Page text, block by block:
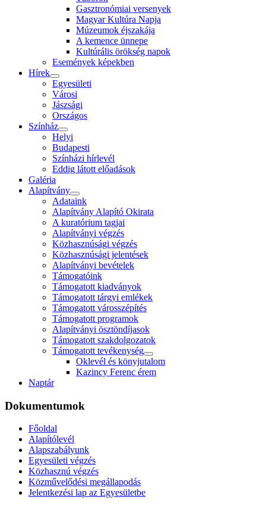
Gasztronómiai versenyek
Magyar Kultúra Napja
Múzeumok éjszakája
A kemence ünnepe
Kultúrális örökség napok
Események képekben
Hírek
Egyesületi
Városi
Jászsági
Országos
Színház
Helyi
Budapesti
Színházi hírlevél
Eddig látott előadások
Galéria
Alapítvány
Adataink
Alapítvány Alapító Okirata
A kuratórium tagjai
Alapítványi végzés
Közhasznúsági végzés
Közhasznúsági jelentések
Alapítványi bevételek
Támogatóink
Támogatott kiadványok
Támogatott tárgyi emlékek
Támogatott városszépítés
Támogatott programok
Alapítványi ösztöndíjasok
Támogatott szakdolgozatok
Támogatott tevékenység
Oklevél és könyjutalom
Kazincy Ferenc érem
Naptár
Dokumentumok
Főoldal
Alapítólevél
Alapszabályunk
Egyesületi végzés
Közhasznú végzés
Közművelődési megállapodás
Jelentkezési lap az Egyesületbe